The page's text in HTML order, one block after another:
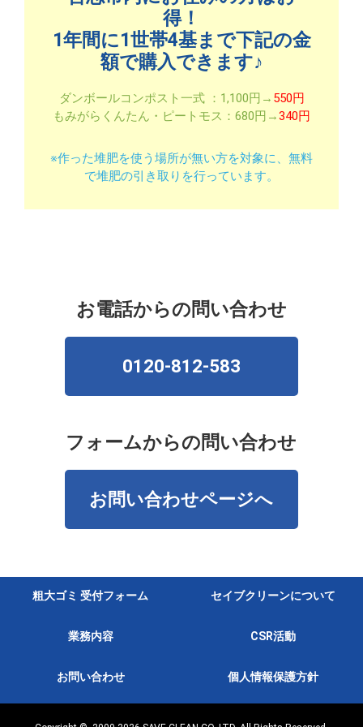
得！
1年間に1世帯4基まで下記の金
額で購入できます♪
ダンボールコンポスト一式 ：1,100円→ 550円
もみがらくんたん・ピートモス：680円→340円
※作った堆肥を使う場所が無い方を対象に、無料
で堆肥の引き取りを行っています。
お電話からの問い合わせ
0120-812-583
フォームからの問い合わせ
お問い合わせページへ
粗大ゴミ 受付フォーム セイブクリーンについて
業務内容 CSR活動
お問い合わせ 個人情報保護方針